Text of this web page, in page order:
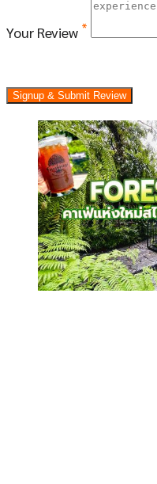
Your Review *
Signup & Submit Review